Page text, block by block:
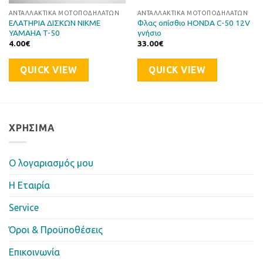
ΑΝΤΑΛΛΑΚΤΙΚΆ ΜΟΤΟΠΟΔΗΛΆΤΩΝ
ΕΛΑΤΗΡΙΑ ΔΙΣΚΩΝ NIKME
YAMAHA T-50
4.00€
QUICK VIEW
ΑΝΤΑΛΛΑΚΤΙΚΆ ΜΟΤΟΠΟΔΗΛΆΤΩΝ
Φλας οπίσθιο HONDA C-50 12V
γνήσιο
33.00€
QUICK VIEW
ΧΡΉΣΙΜΑ
Ο λογαριασμός μου
Η Eταιρία
Service
Όροι & Προϋποθέσεις
Επικοινωνία